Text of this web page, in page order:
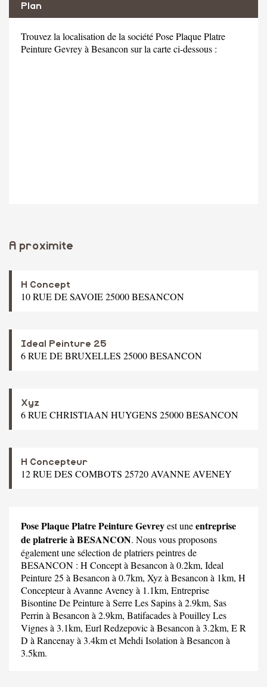
Plan
Trouvez la localisation de la société Pose Plaque Platre
Peinture Gevrey à Besancon sur la carte ci-dessous :
A proximite
H Concept
10 RUE DE SAVOIE 25000 BESANCON
Ideal Peinture 25
6 RUE DE BRUXELLES 25000 BESANCON
Xyz
6 RUE CHRISTIAAN HUYGENS 25000 BESANCON
H Concepteur
12 RUE DES COMBOTS 25720 AVANNE AVENEY
Pose Plaque Platre Peinture Gevreyest uneentreprise
de platrerie à BESANCON. Nous vous proposons
également une sélection de platriers peintres de
BESANCON : H Conceptà Besancon à 0.2km, Ideal
Peinture 25 à Besancon à 0.7km, Xyzà Besancon à 1km, H
Concepteurà Avanne Aveney à 1.1km, Entreprise
Bisontine De Peintureà Serre Les Sapins à 2.9km, Sas
Perrin à Besancon à 2.9km, Batifacadesà Pouilley Les
Vignes à 3.1km, Eurl Redzepovicà Besancon à 3.2km, E R
D à Rancenay à 3.4km etMehdi Isolation à Besancon à
3.5km.